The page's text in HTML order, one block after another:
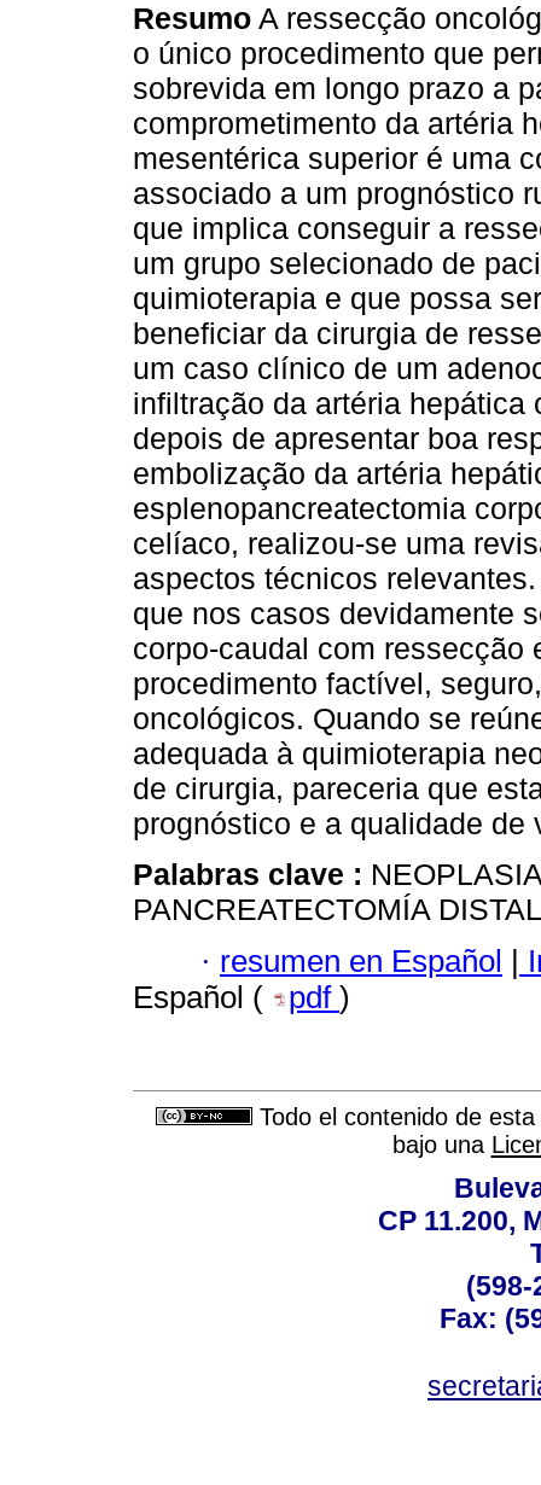
Resumo A ressecção
o único procedimento que
sobrevida em longo prazo a
comprometimento da artéria
mesentérica superior é uma
associado a um prognóstico
que implica conseguir a
um grupo selecionado de
quimioterapia e que possa
beneficiar da cirurgia de
um caso clínico de um
infiltração da artéria
depois de apresentar boa
embolização da artéria
esplenopancreatectomia
celíaco, realizou-se uma
aspectos técnicos
que nos casos devidamente
corpo-caudal com ressecção
procedimento factível,
oncológicos. Quando se
adequada à quimioterapia
de cirurgia, pareceria que
prognóstico e a qualidade de
Palabras clave :
PANCREATECTOMÍA
· resumen en Español |
Español (
pdf )
Todo el contenido de
bajo una
CP 11.200,
(598-
Fax: